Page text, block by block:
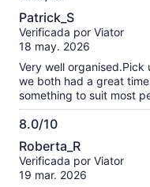
10.0
de
10
Patrick_S
Verificada por Viator
18 may. 2026
Very well organised.Pick
we both had a great
something to suit most
8.0/10
8.0
de
10
Roberta_R
Verificada por Viator
19 mar. 2026